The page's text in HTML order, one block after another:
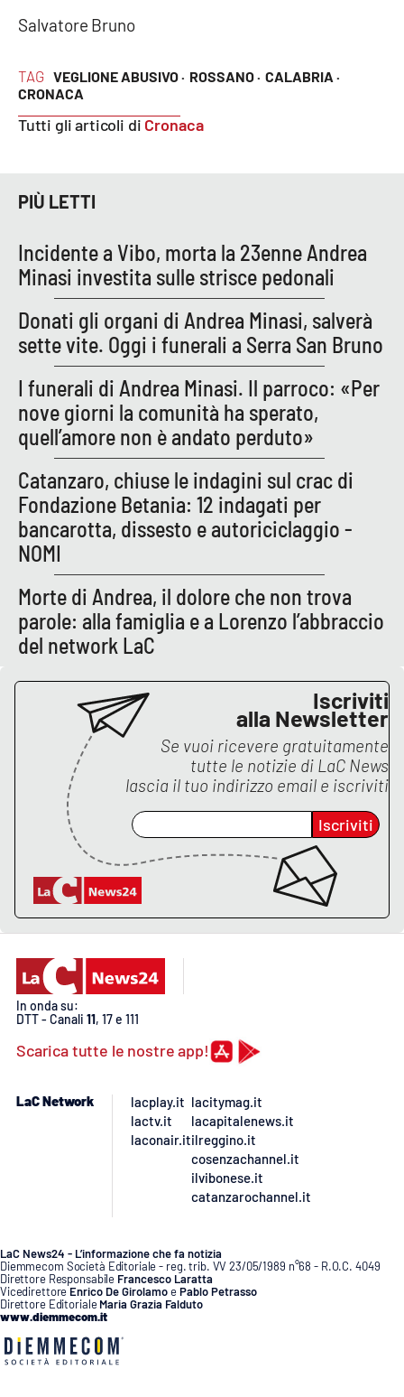
RUBRICHE
Parchi Marini Calabria
Leggendo Alvaro insieme
Imprese Di Calabria
Le perfidie di Antonella Grippo
Venti di comunicazione
LaC TV
LaC Network
LaC OnAir
EDIZIONI
LOCALI
Catanzaro
Crotone
Vibo Valentia
Reggio Calabria
Cosenza
PROGETTI
SPECIALI
LA
CALABRIAVISIONE
Storie
LAC
NETWORK
TAG VEGLIONE ABUSIVO · ROSSANO · CALABRIA ·
CRONACA
Tutti gli articoli di Cronaca
Salvatore Bruno
PIÙ LETTI
Incidente a Vibo, morta la 23enne Andrea
Minasi investita sulle strisce pedonali
Donati gli organi di Andrea Minasi, salverà
sette vite. Oggi i funerali a Serra San Bruno
I funerali di Andrea Minasi. Il parroco: «Per
nove giorni la comunità ha sperato,
quell’amore non è andato perduto»
Catanzaro, chiuse le indagini sul crac di
Fondazione Betania: 12 indagati per
bancarotta, dissesto e autoriciclaggio -
NOMI
Morte di Andrea, il dolore che non trova
parole: alla famiglia e a Lorenzo l’abbraccio
del network LaC
Iscriviti
alla Newsletter
Se vuoi ricevere gratuitamente
tutte le notizie di LaC News
lascia il tuo indirizzo email e iscriviti
Iscriviti
In onda su:
DTT - Canali 11, 17 e 111
Scarica tutte le nostre app!
LaC Network
lacplay.it
lactv.it
laconair.it
lacitymag.it
lacapitalenews.it
ilreggino.it
cosenzachannel.it
ilvibonese.it
catanzarochannel.it
LaC News24 - L’informazione che fa notizia
Diemmecom Società Editoriale - reg. trib. VV 23/05/1989 n°68 - R.O.C. 4049
Direttore Responsabile Francesco Laratta
Vicedirettore Enrico De GirolamoePablo Petrasso
Direttore Editoriale Maria Grazia Falduto
www.diemmecom.it